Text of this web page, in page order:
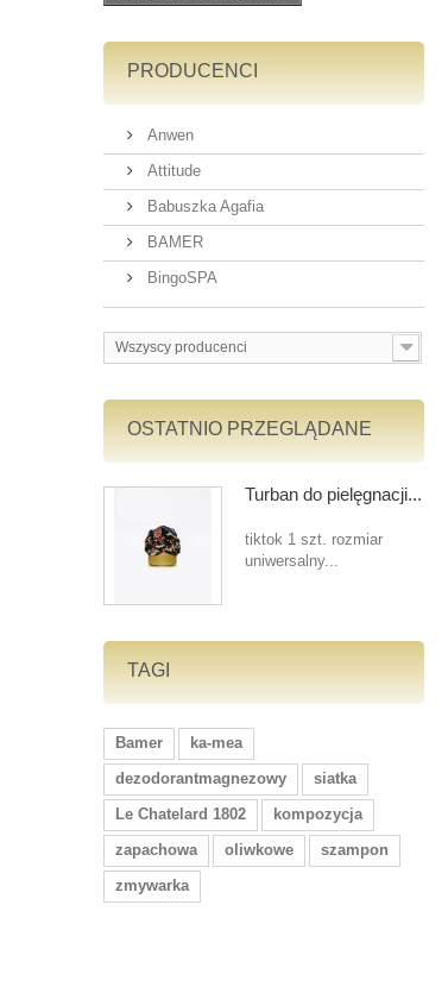
PRODUCENCI
Anwen
Attitude
Babuszka Agafia
BAMER
BingoSPA
Wszyscy producenci
OSTATNIO PRZEGLĄDANE
Turban do pielęgnacji...
tiktok 1 szt. rozmiar
uniwersalny...
TAGI
Bamer
ka-mea
dezodorantmagnezowy
siatka
Le Chatelard 1802
kompozycja
zapachowa
oliwkowe
szampon
zmywarka